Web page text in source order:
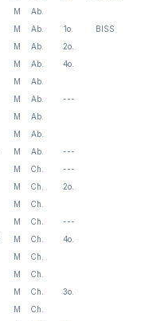
M
Ab.
M Ab. 1o.
BISS
M Ab.
2o.
M Ab.
4o.
M
Ab.
M Ab.
---
M
Ab.
M
Ab.
M Ab.
---
M Ch.
---
M Ch.
2o.
M
Ch.
M Ch.
---
M Ch.
4o.
M
Ch.
M
Ch.
M Ch.
3o.
M
Ch.